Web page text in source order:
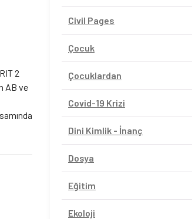
2
AB ve
Civil Pages
Çocuk
Çocuklardan
Covid-19 Krizi
Dini Kimlik - İnanç
Dosya
Eğitim
Ekoloji